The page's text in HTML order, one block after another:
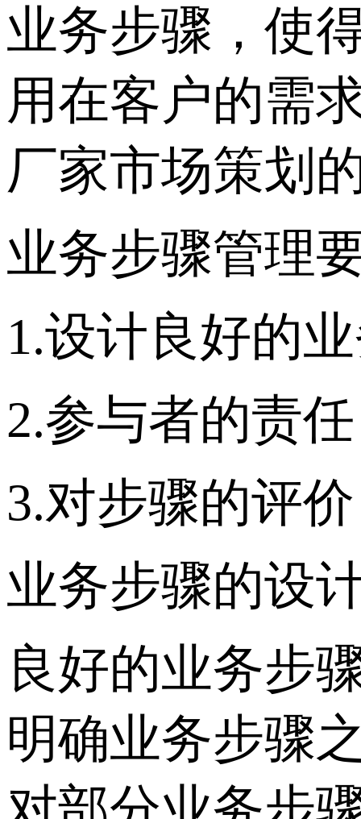
业务步骤，使
用在客户的需
厂家市场策划
业务步骤管理
1.设计良好的
2.参与者的责任
3.对步骤的评价
业务步骤的设
良好的业务步
明确业务步骤